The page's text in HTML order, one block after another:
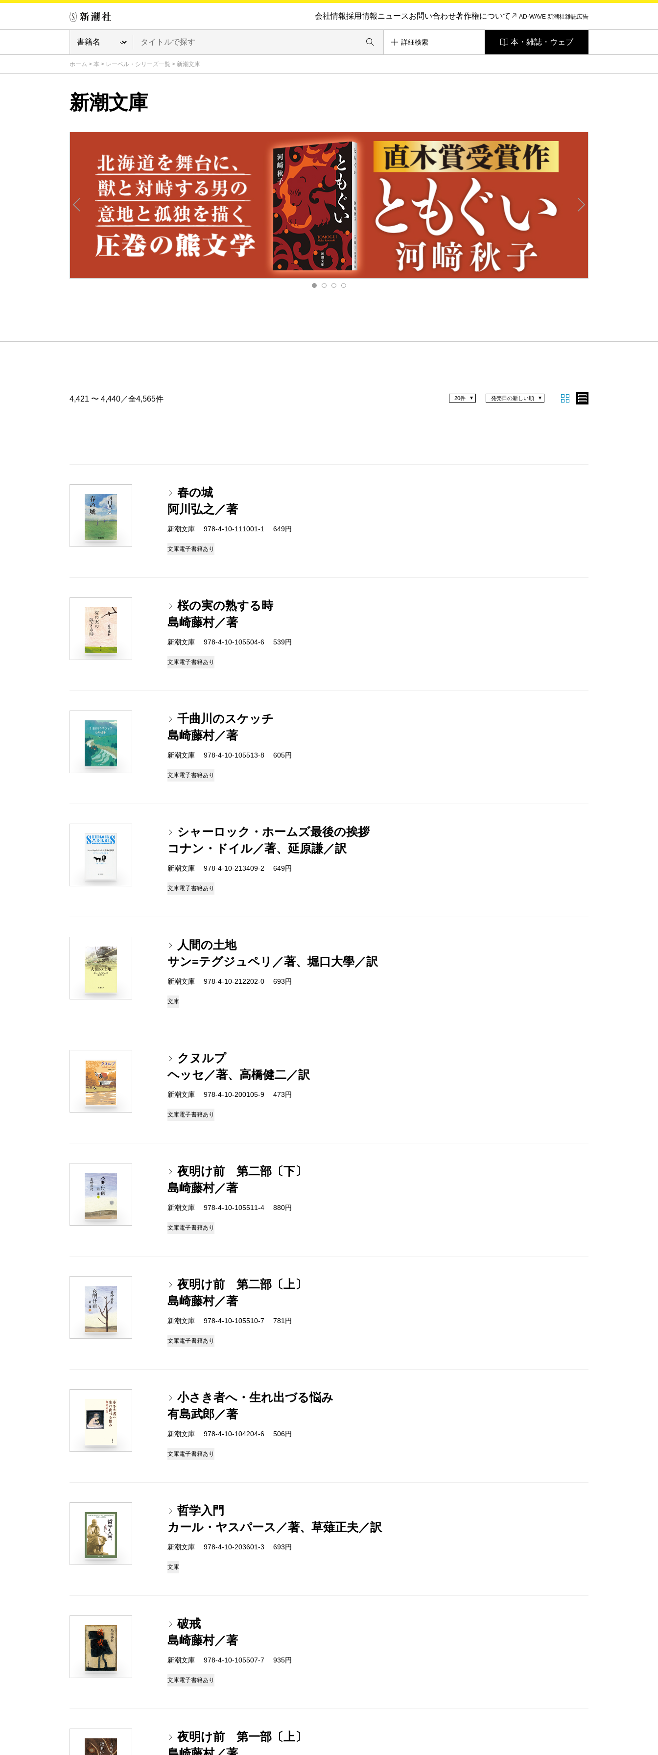
会社情報採用情報ニュースお問い合わせ著作権について AD-WAVE 新潮社雑誌広告
詳細検索 本・雑誌・ウェブ
ホーム > 本 > レーベル・シリーズ一覧 > 新潮文庫
新潮文庫
4,421 〜 4,440／全4,565件 発売日の新しい順
20件
春の城
阿川弘之／著
新潮文庫 978-4-10-111001-1 649円
文庫電子書籍あり
桜の実の熟する時
島崎藤村／著
新潮文庫 978-4-10-105504-6 539円
文庫電子書籍あり
千曲川のスケッチ
島崎藤村／著
新潮文庫 978-4-10-105513-8 605円
文庫電子書籍あり
シャーロック・ホームズ最後の挨拶
コナン・ドイル／著、延原謙／訳
新潮文庫 978-4-10-213409-2 649円
文庫電子書籍あり
人間の土地
サン=テグジュペリ／著、堀口大學／訳
新潮文庫 978-4-10-212202-0 693円
文庫
クヌルプ
ヘッセ／著、高橋健二／訳
新潮文庫 978-4-10-200105-9 473円
文庫電子書籍あり
夜明け前 第二部〔下〕
島崎藤村／著
新潮文庫 978-4-10-105511-4 880円
文庫電子書籍あり
夜明け前 第二部〔上〕
島崎藤村／著
新潮文庫 978-4-10-105510-7 781円
文庫電子書籍あり
小さき者へ・生れ出づる悩み
有島武郎／著
新潮文庫 978-4-10-104204-6 506円
文庫電子書籍あり
哲学入門
カール・ヤスパース／著、草薙正夫／訳
新潮文庫 978-4-10-203601-3 693円
文庫
破戒
島崎藤村／著
新潮文庫 978-4-10-105507-7 935円
文庫電子書籍あり
夜明け前 第一部〔上〕